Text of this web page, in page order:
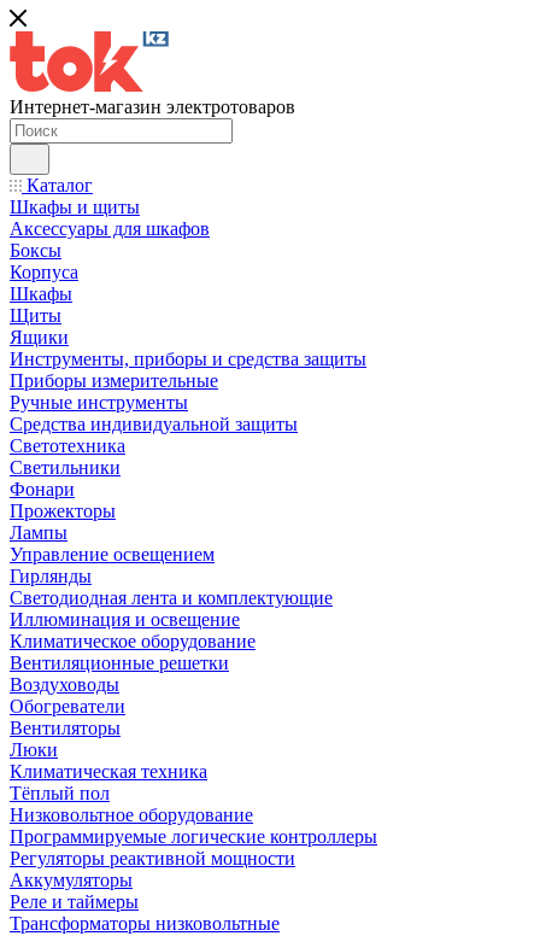
Интернет-магазин электротоваров
Каталог
Шкафы и щиты
Аксессуары для шкафов
Боксы
Корпуса
Шкафы
Щиты
Ящики
Инструменты, приборы и средства защиты
Приборы измерительные
Ручные инструменты
Средства индивидуальной защиты
Светотехника
Светильники
Фонари
Прожекторы
Лампы
Управление освещением
Гирлянды
Светодиодная лента и комплектующие
Иллюминация и освещение
Климатическое оборудование
Вентиляционные решетки
Воздуховоды
Обогреватели
Вентиляторы
Люки
Климатическая техника
Тёплый пол
Низковольтное оборудование
Программируемые логические контроллеры
Регуляторы реактивной мощности
Аккумуляторы
Реле и таймеры
Трансформаторы низковольтные